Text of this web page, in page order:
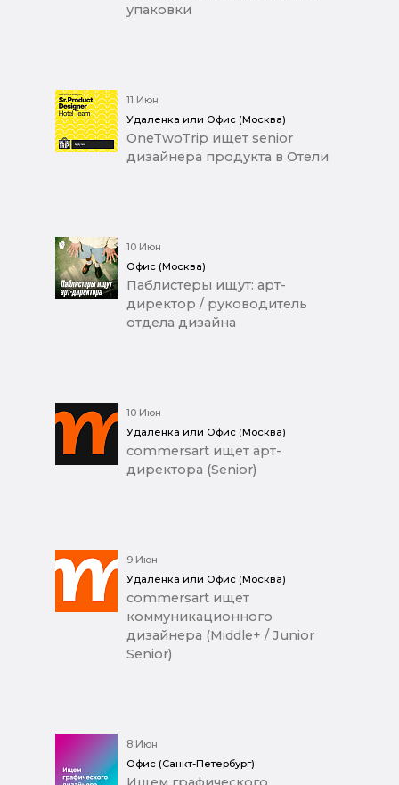
упаковки
11 Июн
Удаленка или Офис (Москва)
OneTwoTrip ищет senior
дизайнера продукта в Отели
10 Июн
Офис (Москва)
Паблистеры ищут: арт-
директор / руководитель
отдела дизайна
10 Июн
Удаленка или Офис (Москва)
commersart ищет арт-
директора (Senior)
9 Июн
Удаленка или Офис (Москва)
commersart ищет
коммуникационного
дизайнера (Middle+ / Junior
Senior)
8 Июн
Офис (Санкт-Петербург)